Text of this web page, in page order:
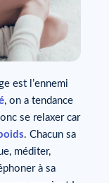
est l’ennemi
, on a tendance
se relaxer car
. Chacun sa
méditer,
à sa